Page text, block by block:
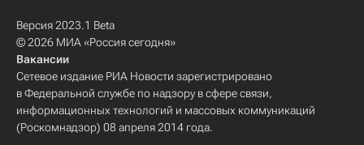
Версия 2023.1 Beta
© 2026 МИА «Россия сегодня»
Вакансии
Сетевое издание РИА Новости зарегистрировано
в Федеральной службе по надзору в сфере связи,
информационных технологий и массовых коммуникаций
(Роскомнадзор) 08 апреля 2014 года.